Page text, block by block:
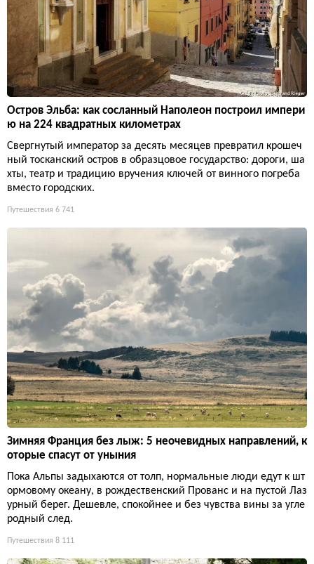
Остров Эльба: как сосланный Наполеон построил импери
ю на 224 квадратных километрах
Свергнутый император за десять месяцев превратил крошеч
ный тосканский остров в образцовое государство: дороги, ша
хты, театр и традицию вручения ключей от винного погреба
вместо городских.
Путешествия 6 741
Зимняя Франция без лыж: 5 неочевидных направлений, к
оторые спасут от уныния
Пока Альпы задыхаются от толп, нормальные люди едут к шт
ормовому океану, в рождественский Прованс и на пустой Лаз
урный берег. Дешевле, спокойнее и без чувства вины за угле
родный след.
Путешествия 8 111